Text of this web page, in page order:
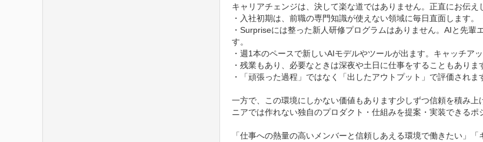
キャリアチェンジは、決して楽な道ではありません。正直にお伝え
・入社初期は、前職の専門知識が使えない領域に毎日直面します
・Surpriseには整った新人研修プログラムはありません。AIと先
す。
・週1本のペースで新しいAIモデルやツールが出ます。キャッチア
・残業もあり、必要なときは深夜や土日に仕事をすることもありま
・「頑張った過程」ではなく「出したアウトプット」で評価されま
一方で、この環境にしかない価値もあります少しずつ信頼を積み
ニアでは作れない独自のプロダクト・仕組みを提案・実装できるポ
「仕事への熱量の高いメンバーと信頼しあえる環境で働きたい」